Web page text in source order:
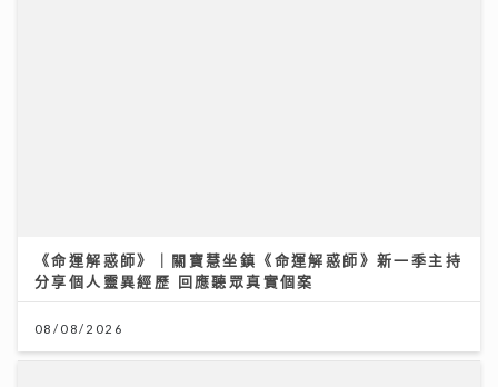
《命運解惑師》｜關寶慧坐鎮《命運解惑師》新一季主持
分享個人靈異經歷 回應聽眾真實個案
08/08/2026